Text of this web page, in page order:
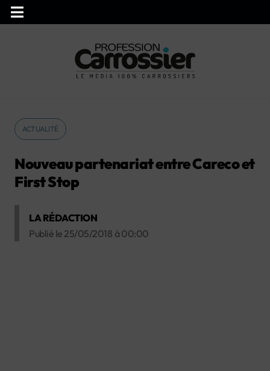
ACTUALITÉ
Nouveau partenariat entre Careco et
First Stop
LA RÉDACTION
Publié le 25/05/2018 à 00:00